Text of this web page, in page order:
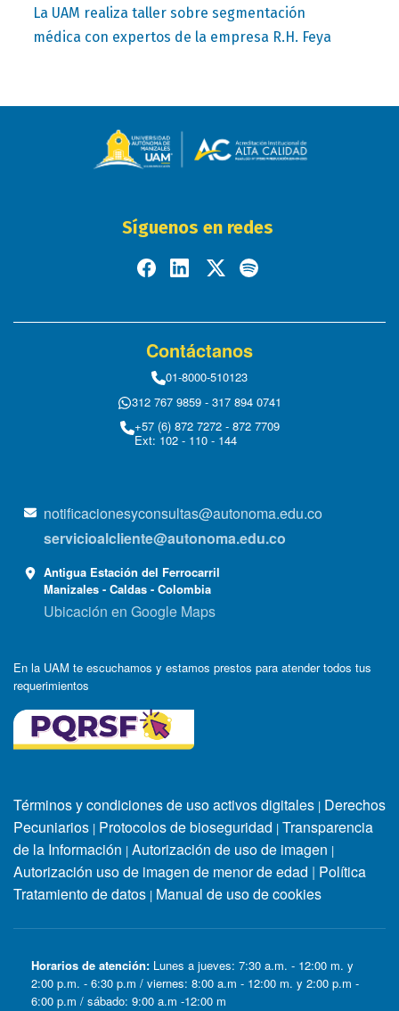
La UAM realiza taller sobre segmentación
médica con expertos de la empresa R.H. Feya
Síguenos en redes
Contáctanos
01-8000-510123
312 767 9859 - 317 894 0741
+57 (6) 872 7272 - 872 7709
Ext: 102 - 110 - 144
notificacionesyconsultas@autonoma.edu.co
servicioalcliente@autonoma.edu.co
Antigua Estación del Ferrocarril
Manizales - Caldas - Colombia
Ubicación en Google Maps
En la UAM te escuchamos y estamos prestos para atender todos tus
requerimientos
Términos y condiciones de uso activos digitales | Derechos
Pecuniarios | Protocolos de bioseguridad | Transparencia
de la Información | Autorización de uso de imagen |
Autorización uso de imagen de menor de edad | Política
Tratamiento de datos | Manual de uso de cookies
Horarios de atención: Lunes a jueves: 7:30 a.m. - 12:00 m. y
2:00 p.m. - 6:30 p.m / viernes: 8:00 a.m - 12:00 m. y 2:00 p.m -
6:00 p.m / sábado: 9:00 a.m -12:00 m